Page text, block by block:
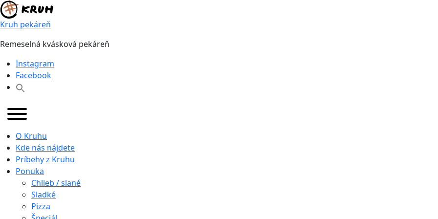
Skip
to
content
Kruh pekáreň
Remeselná kvásková pekáreň
Instagram
Facebook
O Kruhu
Kde nás nájdete
Príbehy z Kruhu
Ponuka
Chlieb / slané
Sladké
Pizza